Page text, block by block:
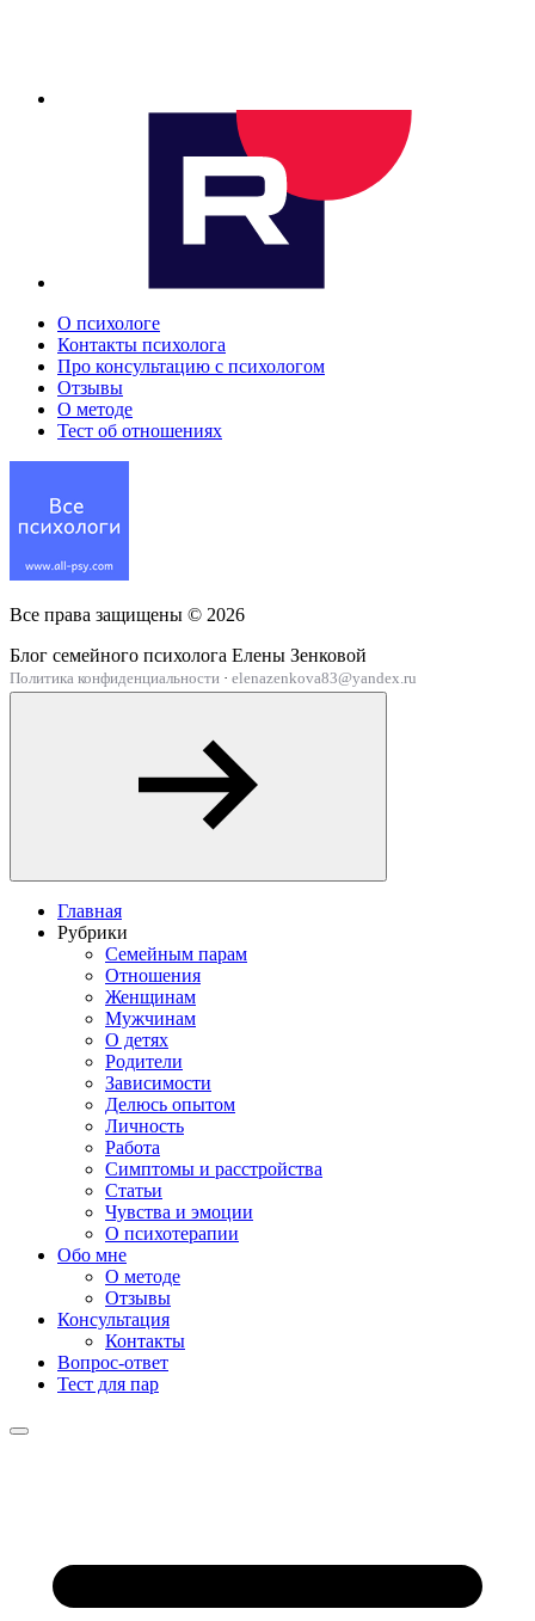
О психологе
Контакты психолога
Про консультацию с психологом
Отзывы
О методе
Тест об отношениях
Все права защищены © 2026
Блог семейного психолога Елены Зенковой
Политика конфиденциальности · elenazenkova83@yandex.ru
Главная
Рубрики
Семейным парам
Отношения
Женщинам
Мужчинам
О детях
Родители
Зависимости
Делюсь опытом
Личность
Работа
Симптомы и расстройства
Статьи
Чувства и эмоции
О психотерапии
Обо мне
О методе
Отзывы
Консультация
Контакты
Вопрос-ответ
Тест для пар